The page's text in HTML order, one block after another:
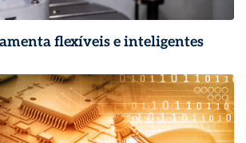
flexíveis e inteligentes